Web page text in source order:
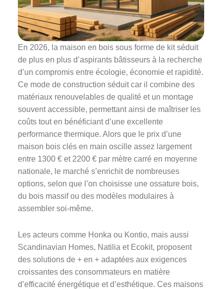
En 2026, la maison en bois sous forme de kit séduit
de plus en plus d’aspirants bâtisseurs à la recherche
d’un compromis entre écologie, économie et rapidité.
Ce mode de construction séduit car il combine des
matériaux renouvelables de qualité et un montage
souvent accessible, permettant ainsi de maîtriser les
coûts tout en bénéficiant d’une excellente
performance thermique. Alors que le prix d’une
maison bois clés en main oscille assez largement
entre 1300 € et 2200 € par mètre carré en moyenne
nationale, le marché s’enrichit de nombreuses
options, selon que l’on choisisse une ossature bois,
du bois massif ou des modèles modulaires à
assembler soi-même.
Les acteurs comme Honka ou Kontio, mais aussi
Scandinavian Homes, Natilia et Ecokit, proposent
des solutions de + en + adaptées aux exigences
croissantes des consommateurs en matière
d’efficacité énergétique et d’esthétique. Ces maisons